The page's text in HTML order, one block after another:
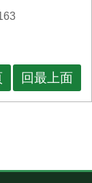
回最上面